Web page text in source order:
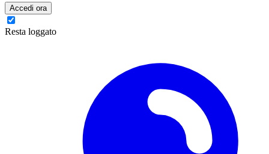
Accedi ora
Resta loggato